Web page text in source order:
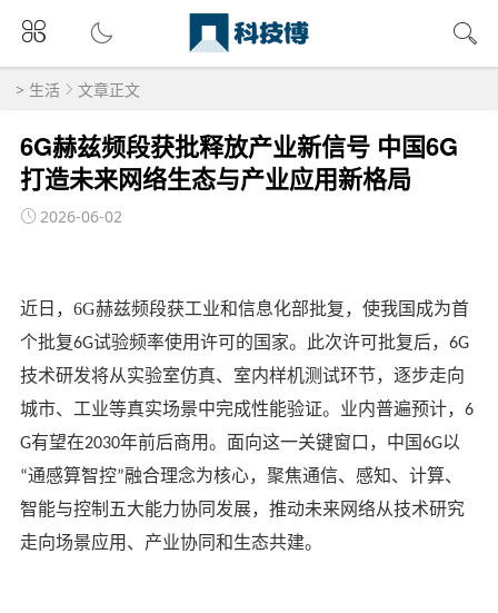
> 生活 文章正文
6G赫兹频段获批释放产业新信号 中国6G
打造未来网络生态与产业应用新格局
2026-06-02
近日， 6G赫兹频段获工业和信息化部批复，使我国成为首
个批复6G试验频率使用许可的国家。此次许可批复后， 6G
技术研发将从实验室仿真、室内样机测试环节，逐步走向
城市、工业等真实场景中完成性能验证。业内普遍预计， 6
G有望在2030年前后商用。面向这一关键窗口，中国6G以
“通感算智控”融合理念为核心，聚焦通信、感知、计算、
智能与控制五大能力协同发展，推动未来网络从技术研究
走向场景应用、产业协同和生态共建。